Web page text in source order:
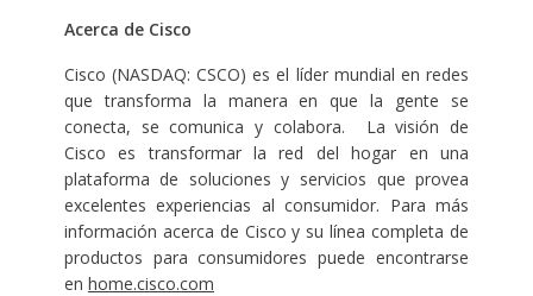
Acerca de Cisco
Cisco (NASDAQ: CSCO) es el líder mundial en redes
que transforma la manera en que la gente se
conecta, se comunica y colabora. La visión de
Cisco es transformar la red del hogar en una
plataforma de soluciones y servicios que provea
excelentes experiencias al consumidor. Para más
información acerca de Cisco y su línea completa de
productos para consumidores puede encontrarse
en home.cisco.com